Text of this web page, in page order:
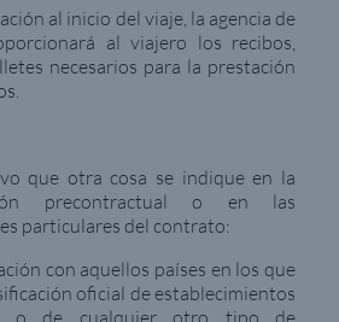
al inicio del viaje, la agencia de
al viajero los recibos,
necesarios para la prestación
otra cosa se indique en la
precontractual o en las
particulares del contrato:
con aquellos países en los que
oficial de establecimientos
o de cualquier otro tipo de